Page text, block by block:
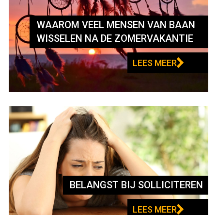
WAAROM VEEL MENSEN VAN BAAN
WISSELEN NA DE ZOMERVAKANTIE
LEES MEER
BELANGST BIJ SOLLICITEREN
LEES MEER